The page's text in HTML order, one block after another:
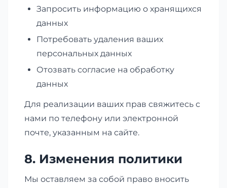
Запросить информацию о хранящихся
данных
Потребовать удаления ваших
персональных данных
Отозвать согласие на обработку
данных
Для реализации ваших прав свяжитесь с
нами по телефону или электронной
почте, указанным на сайте.
8. Изменения политики
Мы оставляем за собой право вносить